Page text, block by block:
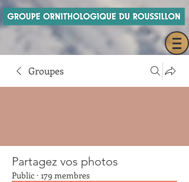
Groupes
Partagez vos photos
Public · 179 membres